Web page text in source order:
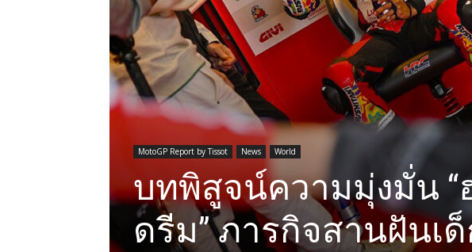
MotoGP Report by Tissot News World
บทพิสูจน์ความมุ่งมั่น “
ดรีม” ภารกิจสานฝันเ